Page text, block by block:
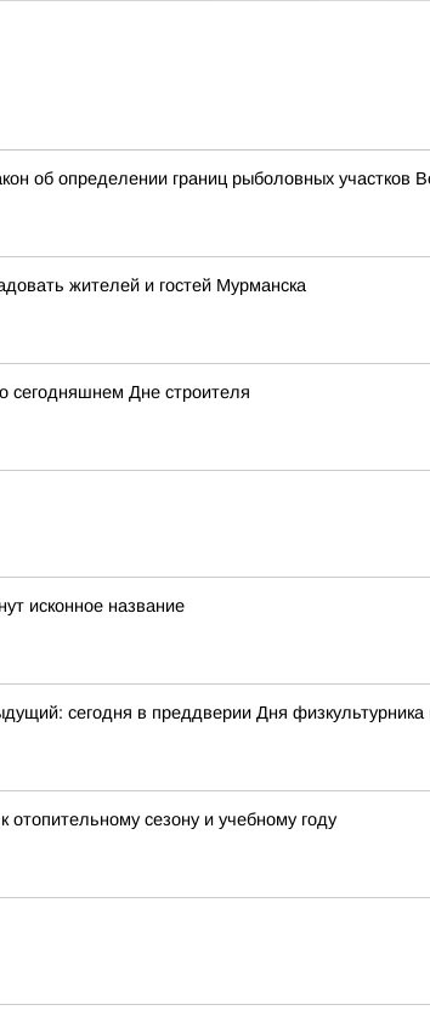
об определении границ рыболовных участков
жителей и гостей Мурманска
сегодняшнем Дне строителя
исконное название
сегодня в преддверии Дня
сезону и учебному году